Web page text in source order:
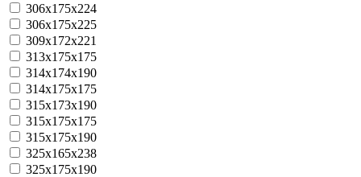
306x175x224
306x175x225
309x172x221
313x175x175
314x174x190
314x175x175
315x173x190
315x175x175
315x175x190
325x165x238
325x175x190